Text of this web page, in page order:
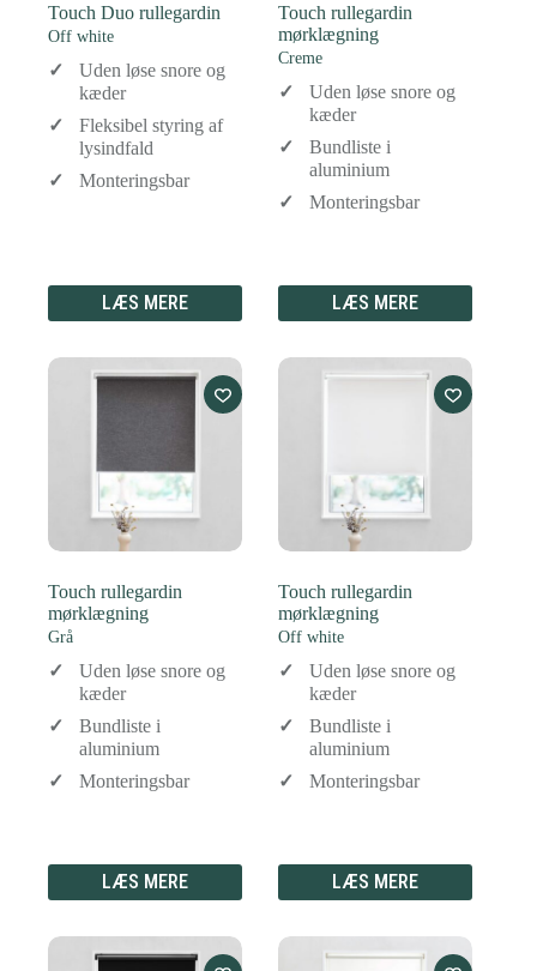
Touch Duo rullegardin
Off white
Uden løse snore og
kæder
Fleksibel styring af
lysindfald
Monteringsbar
LÆS MERE
Touch rullegardin
mørklægning
Creme
Uden løse snore og
kæder
Bundliste i
aluminium
Monteringsbar
LÆS MERE
Touch rullegardin
mørklægning
Grå
Uden løse snore og
kæder
Bundliste i
aluminium
Monteringsbar
LÆS MERE
Touch rullegardin
mørklægning
Off white
Uden løse snore og
kæder
Bundliste i
aluminium
Monteringsbar
LÆS MERE